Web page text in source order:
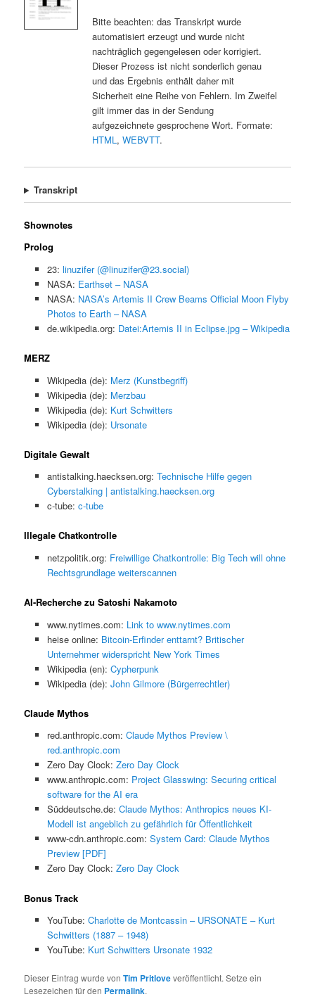
Bitte beachten: das Transkript wurde
automatisiert erzeugt und wurde nicht
nachträglich gegengelesen oder korrigiert.
Dieser Prozess ist nicht sonderlich genau
und das Ergebnis enthält daher mit
Sicherheit eine Reihe von Fehlern. Im Zweifel
gilt immer das in der Sendung
aufgezeichnete gesprochene Wort. Formate:
HTML, WEBVTT.
Transkript
Shownotes
Prolog
23: linuzifer (@linuzifer@23.social)
NASA: Earthset – NASA
NASA: NASA’s Artemis II Crew Beams Official Moon Flyby
Photos to Earth – NASA
de.wikipedia.org: Datei:Artemis II in Eclipse.jpg – Wikipedia
MERZ
Wikipedia (de): Merz (Kunstbegriff)
Wikipedia (de): Merzbau
Wikipedia (de): Kurt Schwitters
Wikipedia (de): Ursonate
Digitale Gewalt
antistalking.haecksen.org: Technische Hilfe gegen
Cyberstalking | antistalking.haecksen.org
c-tube: c-tube
Illegale Chatkontrolle
netzpolitik.org: Freiwillige Chatkontrolle: Big Tech will ohne
Rechtsgrundlage weiterscannen
AI-Recherche zu Satoshi Nakamoto
www.nytimes.com: Link to www.nytimes.com
heise online: Bitcoin-Erfinder enttarnt? Britischer
Unternehmer widerspricht New York Times
Wikipedia (en): Cypherpunk
Wikipedia (de): John Gilmore (Bürgerrechtler)
Claude Mythos
red.anthropic.com: Claude Mythos Preview \
red.anthropic.com
Zero Day Clock: Zero Day Clock
www.anthropic.com: Project Glasswing: Securing critical
software for the AI era
Süddeutsche.de: Claude Mythos: Anthropics neues KI-
Modell ist angeblich zu gefährlich für Öffentlichkeit
www-cdn.anthropic.com: System Card: Claude Mythos
Preview [PDF]
Zero Day Clock: Zero Day Clock
Bonus Track
YouTube: Charlotte de Montcassin – URSONATE – Kurt
Schwitters (1887 – 1948)
YouTube: Kurt Schwitters Ursonate 1932
Dieser Eintrag wurde vonTim Pritloveveröffentlicht. Setze ein
Lesezeichen für den Permalink.